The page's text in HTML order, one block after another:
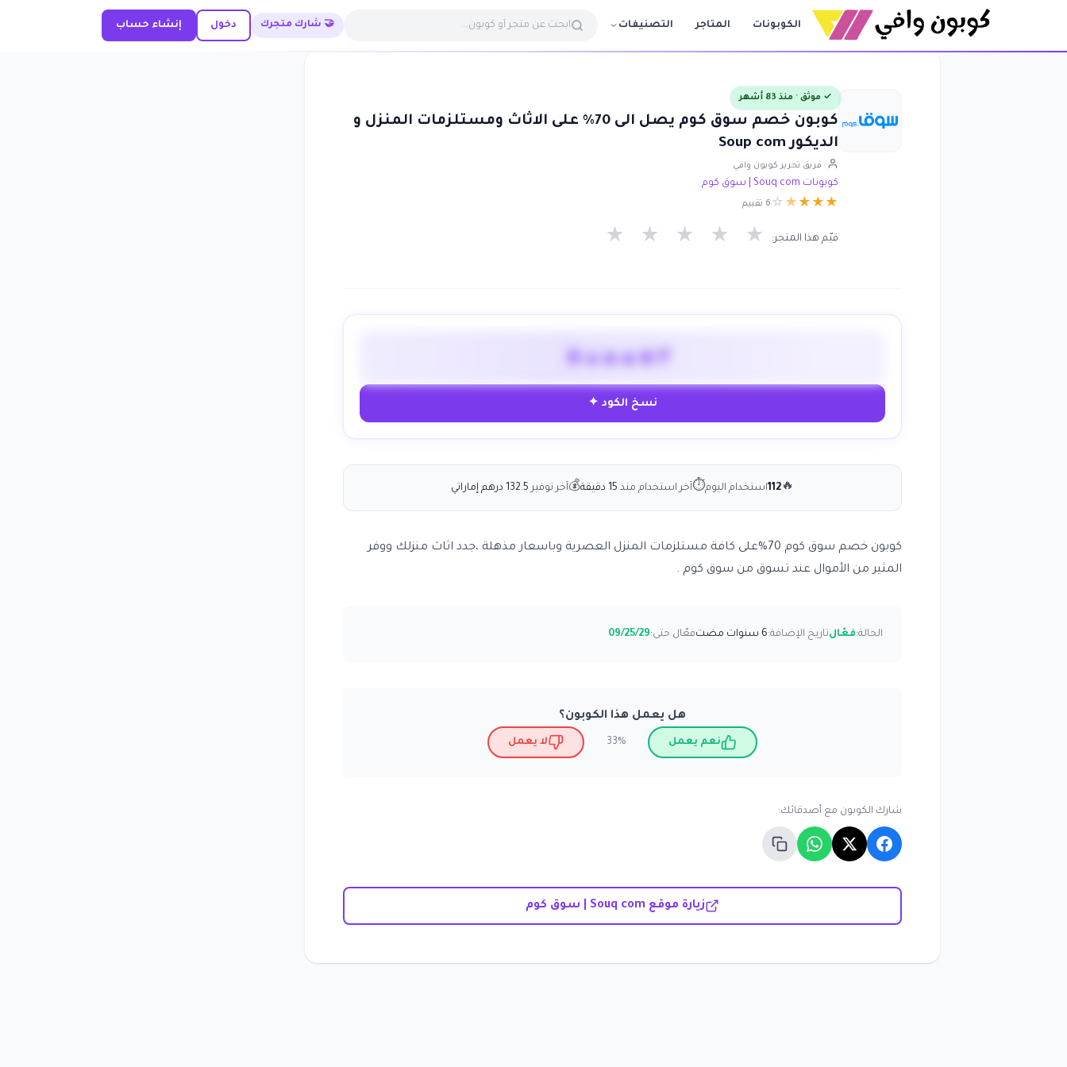
الكوبونات المتاجر التصنيفات 🤝 شارك متجرك دخول إنشاء حساب
✓ موثق · منذ 83 أشهر
كوبون خصم سوق كوم يصل الى 70% على الاثاث ومستلزمات المنزل و
الديكور Soup com
فريق تحرير كوبون وافي
كوبونات Souq com | سوق كوم
★
★
★
★
☆ 6 تقييم
قيّم هذا المتجر: ★ ★ ★ ★ ★
HomeWF
نسخ الكود ✦
🔥
112استخدام اليوم⏱آخر استخدام منذ 15 دقيقة 💰آخر توفير 132.5 درهم إماراتي
كوبون خصم سوق كوم 70%على كافة مستلزمات المنزل العصرية وباسعار مذهلة ،جدد اثاث منزلك ووفر
المثير من الأموال عند تسوق من سوق كوم .
الحالة:فعّالتاريخ الإضافة:6 سنوات مضت فعّال حتى:09/25/29
هل يعمل هذا الكوبون؟
نعم يعمل 33% لا يعمل
شارك الكوبون مع أصدقائك:
زيارة موقع Souq com | سوق كوم